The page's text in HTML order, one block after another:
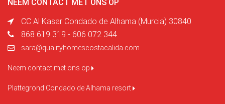
NEEM CONTACT MET ONS OP
CC Al Kasar Condado de Alhama (Murcia) 30840
868 619 319 - 606 072 344
sara@qualityhomescostacalida.com
Neem contact met ons op
Plattegrond Condado de Alhama resort